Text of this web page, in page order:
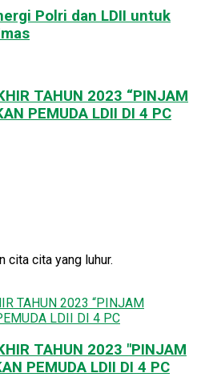
Polri dan LDII untuk
TAHUN 2023 “PINJAM
PEMUDA LDII DI 4 PC
cita cita yang luhur.
TAHUN 2023 "PINJAM
PEMUDA LDII DI 4 PC